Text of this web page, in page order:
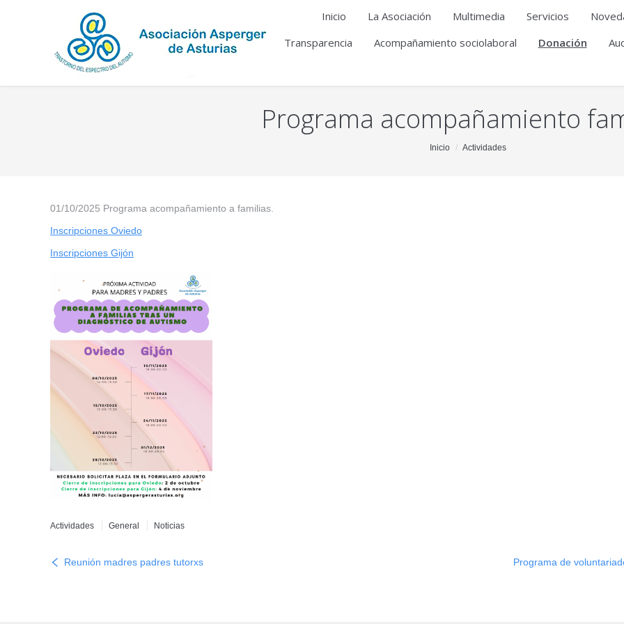
Inicio La Asociación Multimedia Servicios
Transparencia
Acompañamiento sociolaboral Donación
Programa acompañamiento
Inicio Actividades
01/10/2025 Programa acompañamiento a familias.
Inscripciones Oviedo
Inscripciones Gijón
Actividades General Noticias
Reunión madres padres tutorxs Programa de